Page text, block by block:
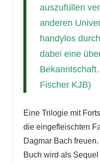
auszufüllen
anderen
handylos
dabei eine
Fischer KJB)
Eine Trilogie mit
die eingefleischten
Dagmar Bach
Buch wird als